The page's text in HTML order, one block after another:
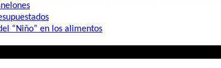
“Niño” en los alimentos